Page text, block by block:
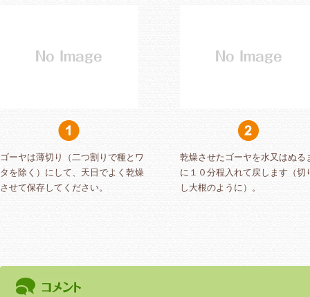
ゴーヤは薄切り（二つ割りで種とワ
タを除く）にして、天日でよく乾燥
させて保存してください。
乾燥させたゴーヤを水又はぬる
に１０分程入れて戻します（切
し大根のように）。